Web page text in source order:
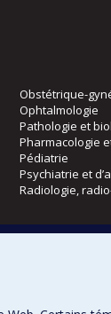
Obstétrique-
Ophtalmologie
Pathologie et
Pharmacologie
Pédiatrie
Psychiatrie et
Radiologie,